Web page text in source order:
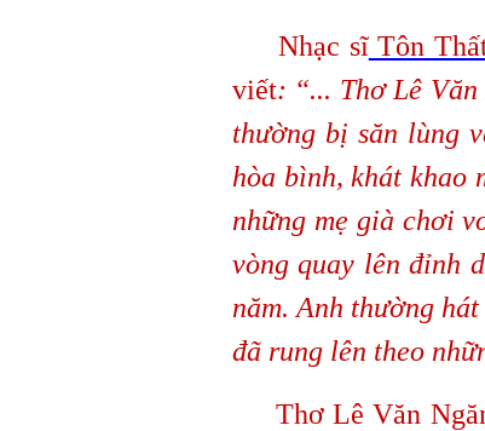
Nhạc sĩTôn
viết: “... Thơ Lê
thường bị săn lùng
hòa bình, khát khao
những mẹ già chơi
vòng quay lên đỉnh
năm. Anh thường
đã rung lên theo
Thơ Lê Văn Ngăn